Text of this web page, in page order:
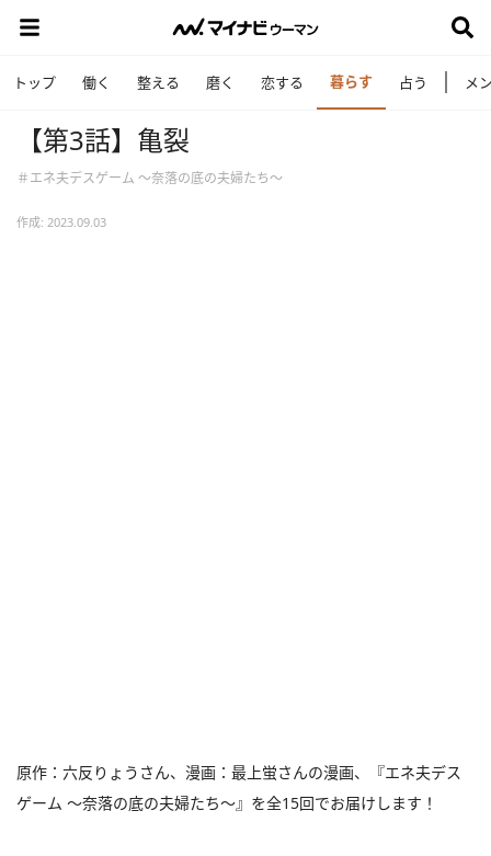
トップ 働く 整える 磨く 恋する 暮らす 占う メ
【第3話】亀裂
＃エネ夫デスゲーム ～奈落の底の夫婦たち～
作成: 2023.09.03
原作：六反りょうさん、漫画：最上蛍さんの漫画、『エネ夫デス
ゲーム ～奈落の底の夫婦たち～』を全15回でお届けします！